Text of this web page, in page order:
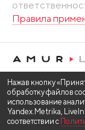
Правила
Нажав кнопку
обработку файлов
использование
Yandex.Metrika,
соответствии с